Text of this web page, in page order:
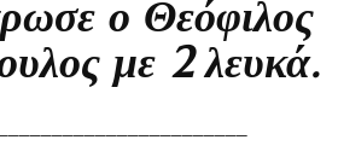
ο Θεόφιλος
με 2 λευκά.